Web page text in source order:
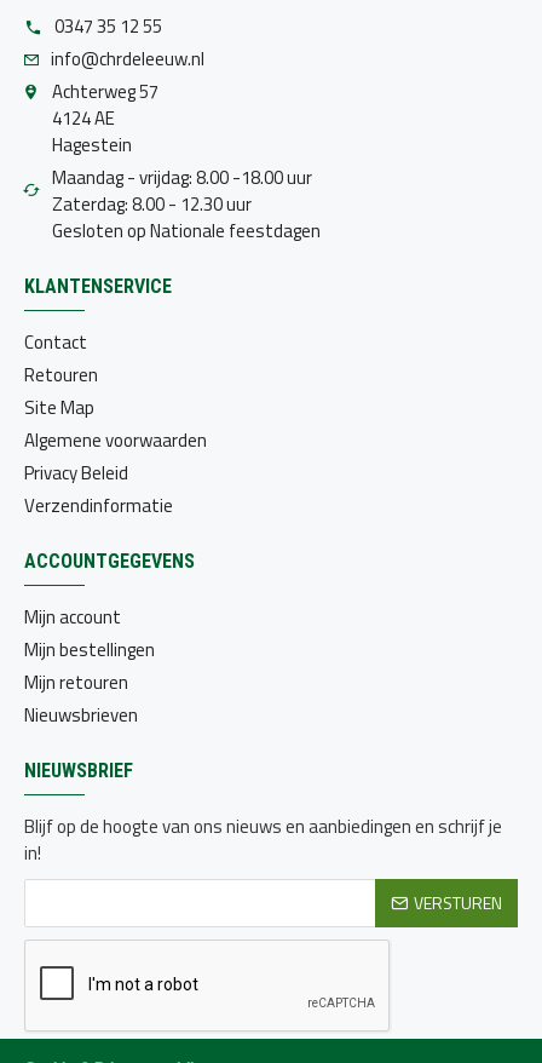
0347 35 12 55
info@chrdeleeuw.nl
Achterweg 57
4124 AE
Hagestein
Maandag - vrijdag: 8.00 -18.00 uur
Zaterdag: 8.00 - 12.30 uur
Gesloten op Nationale feestdagen
KLANTENSERVICE
Contact
Retouren
Site Map
Algemene voorwaarden
Privacy Beleid
Verzendinformatie
ACCOUNTGEGEVENS
Mijn account
Mijn bestellingen
Mijn retouren
Nieuwsbrieven
NIEUWSBRIEF
Blijf op de hoogte van ons nieuws en aanbiedingen en schrijf je
in!
VERSTUREN
Ik heb de Privacy beleid